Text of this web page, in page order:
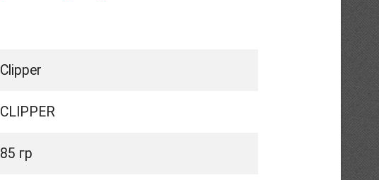
Clipper
CLIPPER
85 гр